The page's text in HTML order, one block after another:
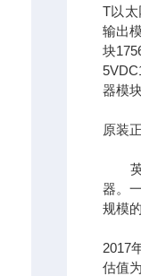
T以太
输出
块
器模
原装
英文
器。
规模
2017
估值